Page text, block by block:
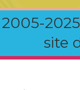
2005-
site